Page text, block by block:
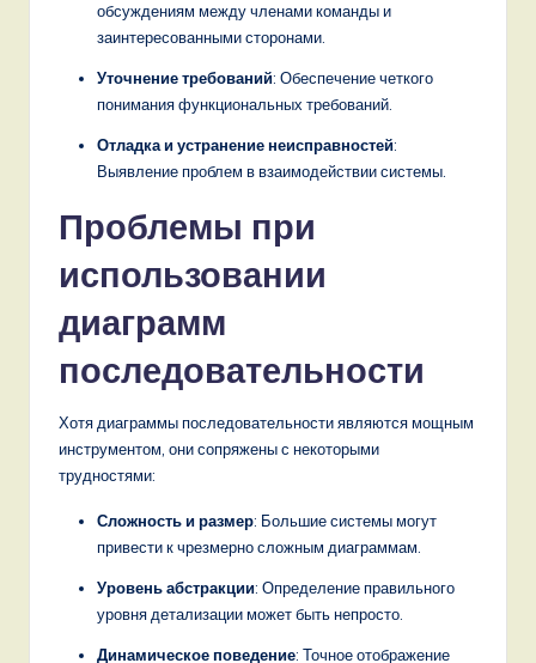
обсуждениям между членами команды и
заинтересованными сторонами.
Уточнение требований: Обеспечение четкого
понимания функциональных требований.
Отладка и устранение неисправностей:
Выявление проблем в взаимодействии системы.
Проблемы при
использовании
диаграмм
последовательности
Хотя диаграммы последовательности являются мощным
инструментом, они сопряжены с некоторыми
трудностями:
Сложность и размер: Большие системы могут
привести к чрезмерно сложным диаграммам.
Уровень абстракции: Определение правильного
уровня детализации может быть непросто.
Динамическое поведение: Точное отображение